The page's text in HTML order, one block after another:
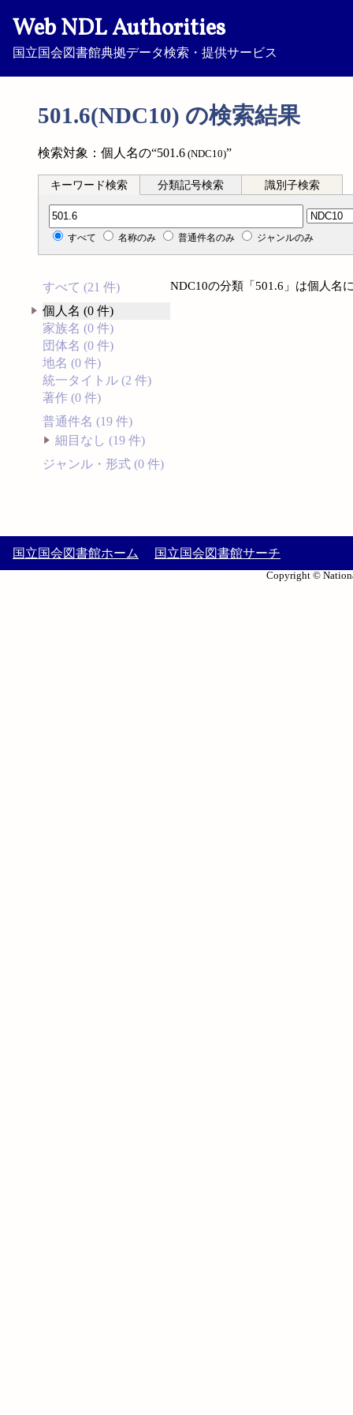
Web NDL Authorities
国立国会図書館典拠データ検索・提供サービス
501.6(NDC10) の検索結果
検索対象：個人名の“501.6 (NDC10)”
キーワード検索 分類記号検索 識別子検索
分類記号検索
すべて 名称のみ 普通件名のみ ジャンルのみ
すべて (21 件)
個人名 (0 件)
家族名 (0 件)
団体名 (0 件)
地名 (0 件)
統一タイトル (2 件)
著作 (0 件)
普通件名 (19 件)
細目なし (19 件)
ジャンル・形式 (0 件)
NDC10の分類「501.6」は個人名
国立国会図書館ホーム 国立国会図書館サーチ
Copyright ©